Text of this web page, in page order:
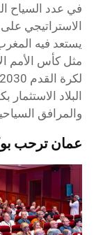
في عدد السياح
الاستراتيجي
يستعد فيه
البلاد الاستثمار
والمرافق
عمان ترحب